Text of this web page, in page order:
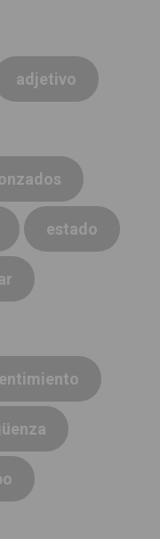
adjetivo
estado